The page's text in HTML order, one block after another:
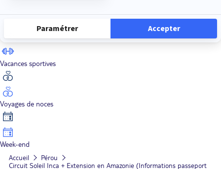
Vacances sportives
Voyages de noces
Week-end
Accueil
Pérou
Circuit Soleil Inca + Extension en Amazonie (Informations passeport